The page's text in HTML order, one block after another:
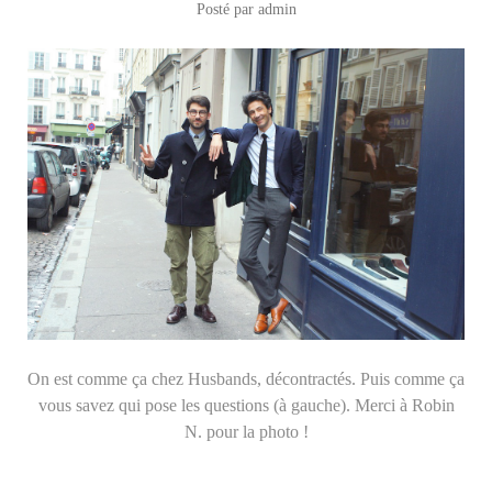
Posté par admin
On est comme ça chez Husbands, décontractés. Puis comme ça
vous savez qui pose les questions (à gauche). Merci à Robin
N. pour la photo !